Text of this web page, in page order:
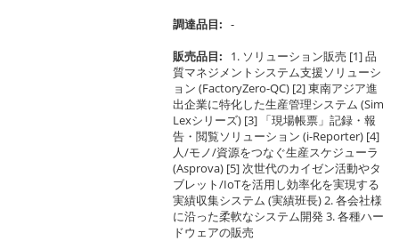
調達品目: -
販売品目:
1. ソリューション販売 [1] 品
質マネジメントシステム支援ソリューシ
ョン (FactoryZero-QC) [2] 東南アジア進
出企業に特化した生産管理システム (Sim
Lexシリーズ) [3] 「現場帳票」記録・報
告・閲覧ソリューション (i-Reporter) [4]
人/モノ/資源をつなぐ生産スケジューラ
(Asprova) [5] 次世代のカイゼン活動やタ
ブレット/IoTを活用し効率化を実現する
実績収集システム (実績班長) 2. 各会社様
に沿った柔軟なシステム開発 3. 各種ハー
ドウェアの販売